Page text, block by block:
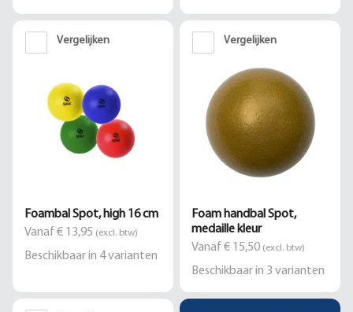
Vergelijken
Foambal Spot, high 16 cm
Vanaf € 13,95 (excl. btw)
Beschikbaar in 4varianten
Vergelijken
Foam handbal Spot,
medaille kleur
Vanaf € 15,50 (excl. btw)
Beschikbaar in 3 varianten